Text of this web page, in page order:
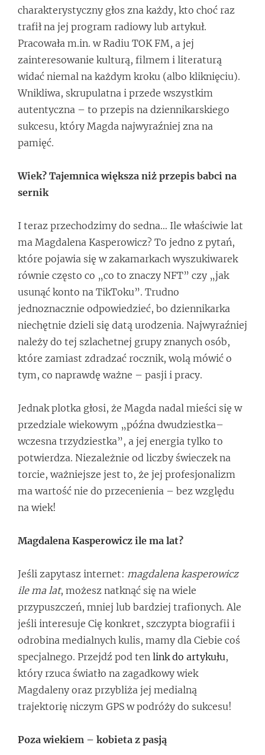
charakterystyczny głos zna każdy, kto choć raz
trafił na jej program radiowy lub artykuł.
Pracowała m.in. w Radiu TOK FM, a jej
zainteresowanie kulturą, filmem i literaturą
widać niemal na każdym kroku (albo kliknięciu).
Wnikliwa, skrupulatna i przede wszystkim
autentyczna – to przepis na dziennikarskiego
sukcesu, który Magda najwyraźniej zna na
pamięć.
Wiek? Tajemnica większa niż przepis babci na
sernik
I teraz przechodzimy do sedna… Ile właściwie lat
ma Magdalena Kasperowicz? To jedno z pytań,
które pojawia się w zakamarkach wyszukiwarek
równie często co „co to znaczy NFT” czy „jak
usunąć konto na TikToku”. Trudno
jednoznacznie odpowiedzieć, bo dziennikarka
niechętnie dzieli się datą urodzenia. Najwyraźniej
należy do tej szlachetnej grupy znanych osób,
które zamiast zdradzać rocznik, wolą mówić o
tym, co naprawdę ważne – pasji i pracy.
Jednak plotka głosi, że Magda nadal mieści się w
przedziale wiekowym „późna dwudziestka–
wczesna trzydziestka”, a jej energia tylko to
potwierdza. Niezależnie od liczby świeczek na
torcie, ważniejsze jest to, że jej profesjonalizm
ma wartość nie do przecenienia – bez względu
na wiek!
Magdalena Kasperowicz ile ma lat?
Jeśli zapytasz internet: magdalena kasperowicz
ile ma lat, możesz natknąć się na wiele
przypuszczeń, mniej lub bardziej trafionych. Ale
jeśli interesuje Cię konkret, szczypta biografii i
odrobina medialnych kulis, mamy dla Ciebie coś
specjalnego. Przejdź pod ten link do artykułu,
który rzuca światło na zagadkowy wiek
Magdaleny oraz przybliża jej medialną
trajektorię niczym GPS w podróży do sukcesu!
Poza wiekiem – kobieta z pasją